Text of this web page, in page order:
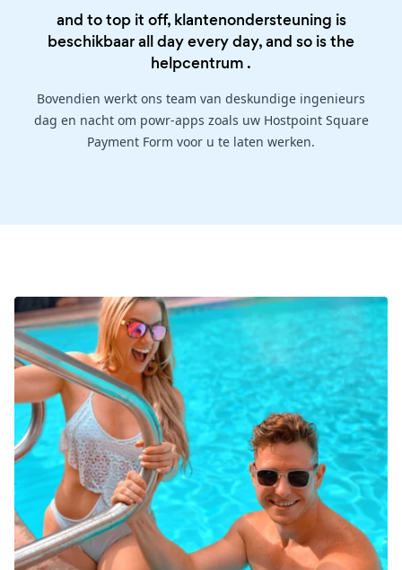
and to top it off, klantenondersteuning is
beschikbaar all day every day, and so is the
helpcentrum .
Bovendien werkt ons team van deskundige ingenieurs
dag en nacht om powr-apps zoals uw Hostpoint Square
Payment Form voor u te laten werken.